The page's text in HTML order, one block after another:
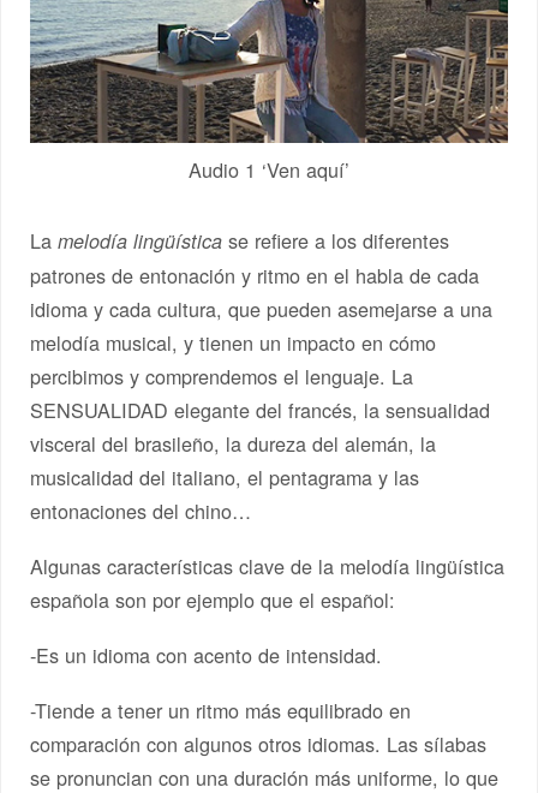
Audio 1 ‘Ven aquí’
Lamelodía lingüística se refiere a los diferentes
patrones de entonación y ritmo en el habla de cada
idioma y cada cultura, que pueden asemejarse a una
melodía musical, y tienen un impacto en cómo
percibimos y comprendemos el lenguaje. La
SENSUALIDAD elegante del francés, la sensualidad
visceral del brasileño, la dureza del alemán, la
musicalidad del italiano, el pentagrama y las
entonaciones del chino…
Algunas características clave de la melodía lingüística
española son por ejemplo que el español:
-Es un idioma con acento de intensidad.
-Tiende a tener un ritmo más equilibrado en
comparación con algunos otros idiomas. Las sílabas
se pronuncian con una duración más uniforme, lo que